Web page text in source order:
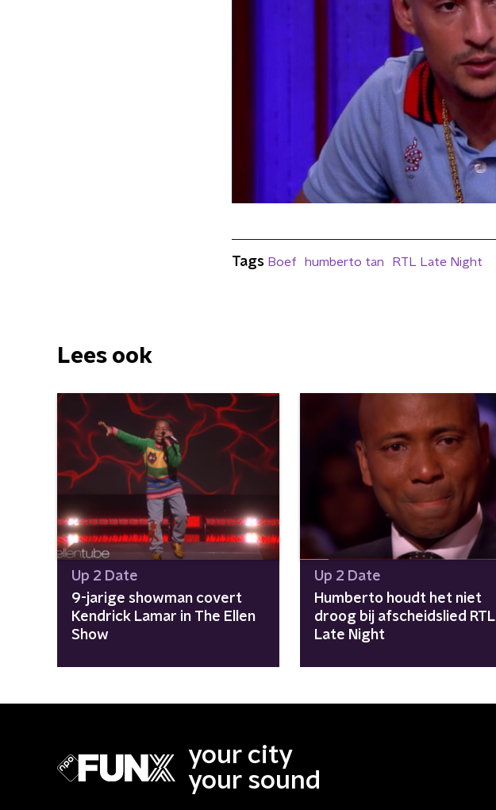
Tags Boef humberto tan RTL Late Night
Lees ook
Up 2 Date
9-jarige showman covert
Kendrick Lamar in The Ellen
Show
Up 2 Date
Humberto houdt het niet
droog bij afscheidslied RTL
Late Night
your city
your sound